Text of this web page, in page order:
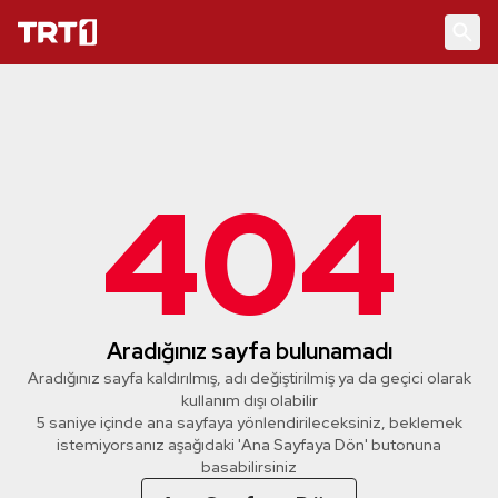
404
Aradığınız sayfa bulunamadı
Aradığınız sayfa kaldırılmış, adı değiştirilmiş ya da geçici olarak
kullanım dışı olabilir
4 saniye içinde ana sayfaya yönlendirileceksiniz, beklemek
istemiyorsanız aşağıdaki 'Ana Sayfaya Dön' butonuna
basabilirsiniz